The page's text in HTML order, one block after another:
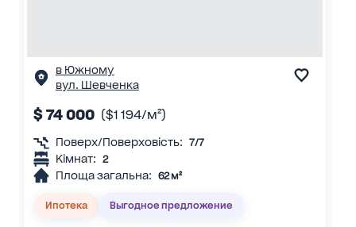
в Южному
вул. Шевченка
$ 74 000 ($1 194/м²)
Поверх/Поверховість: 7/7
Кімнат: 2
Площа загальна: 62 м²
Ипотека Выгодное предложение